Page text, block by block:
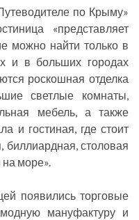
по Крыму»
«представляет
можно найти только в
и в больших городах
роскошная отделка
светлые комнаты,
мебель, а также
и гостиная, где стоит
биллиардная, столовая
море».
появились торговые
мануфактуру и